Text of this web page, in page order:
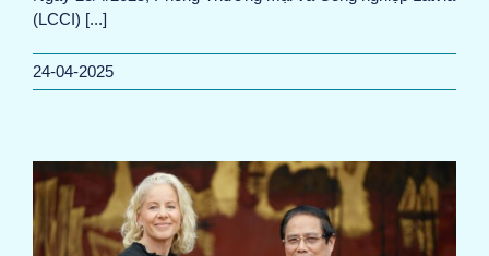
(LCCI) [...]
24-04-2025